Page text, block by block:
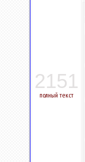
2151
полный текст